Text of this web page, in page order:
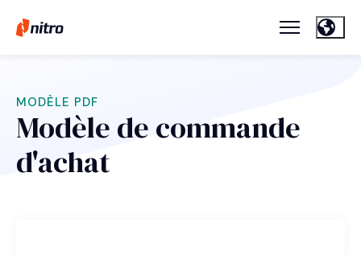
MODÈLE PDF
Modèle de commande
d'achat